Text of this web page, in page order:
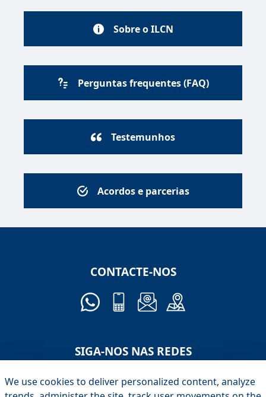
Sobre o ILCN
Perguntas frequentes (FAQ)
Testemunhos
Acordos e parcerias
CONTACTE-NOS
SIGA-NOS NAS REDES
We use cookies to deliver personalized content, analyze